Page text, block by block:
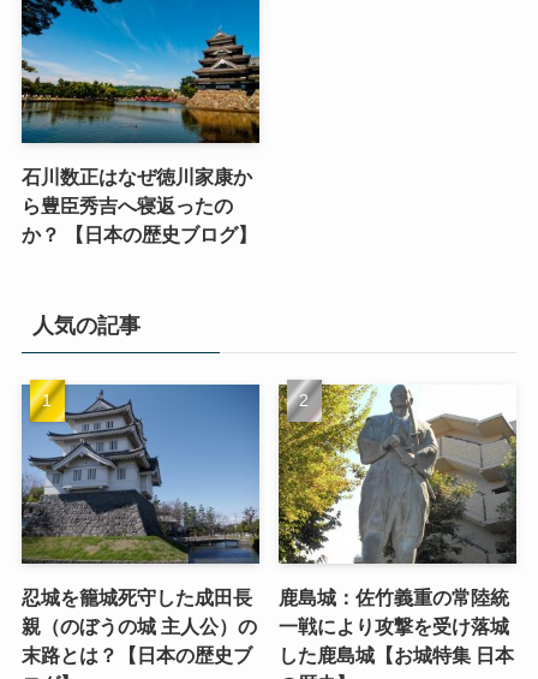
石川数正はなぜ徳川家康か
ら豊臣秀吉へ寝返ったの
か？ 【日本の歴史ブログ】
人気の記事
忍城を籠城死守した成田長
親（のぼうの城 主人公）の
末路とは？【日本の歴史ブ
鹿島城：佐竹義重の常陸統
一戦により攻撃を受け落城
した鹿島城【お城特集 日本